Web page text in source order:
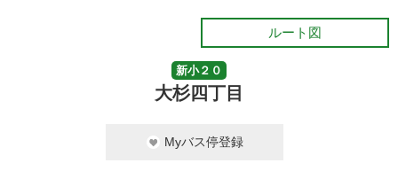
ルート図
新小２０
大杉四丁目
Myバス停登録